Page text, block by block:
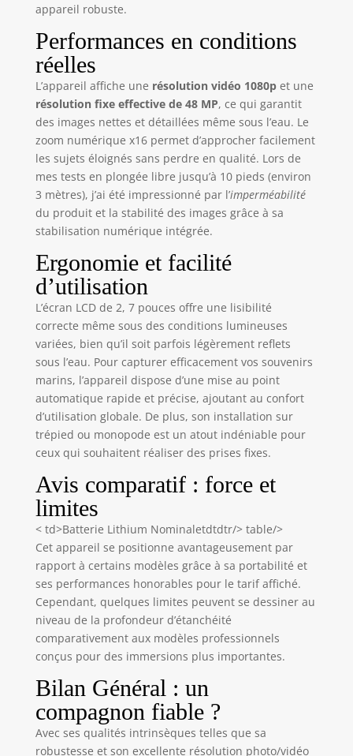
amusants pendant
Écran IPS HD et
mise au point
automatique : la
caméra sous-
marine est
équipée d'un
écran IPS HD de
haute qualité.
Technologie
unique de
reconnaissance
faciale qui capture
moment de jeu.
Que vous
photographiez
sous l'eau ou en
au point
automatique
garantit que
chaque photo est
claire et nette.
marine IP68 et 4,8
plonger pendant
une heure jusqu'à
une profondeur de
4,8 m sans boîtier
étanche
supplémentaire,
facilitant les
activités sous-
la natation, la
plongée avec tuba,
etc. En outre,
l'appareil photo
sous-marine peut
appareil robuste.
Performances en conditions
réelles
L’appareil affiche une résolution vidéo 1080pet une
résolution fixe effective de 48 MP, ce qui garantit
des images nettes et détaillées même sous l’eau. Le
zoom numérique x16 permet d’approcher facilement
les sujets éloignés sans perdre en qualité. Lors de
mes tests en plongée libre jusqu’à 10 pieds (environ
3 mètres), j’ai été impressionné par l’imperméabilité
du produit et la stabilité des images grâce à sa
stabilisation numérique intégrée.
Ergonomie et facilité
d’utilisation
L’écran LCD de 2, 7 pouces offre une lisibilité
correcte même sous des conditions lumineuses
variées, bien qu’il soit parfois légèrement reflets
sous l’eau. Pour capturer efficacement vos souvenirs
marins, l’appareil dispose d’une mise au point
automatique rapide et précise, ajoutant au confort
d’utilisation globale. De plus, son installation sur
trépied ou monopode est un atout indéniable pour
ceux qui souhaitent réaliser des prises fixes.
Avis comparatif : force et
limites
< td>Batterie Lithium Nominaletdtdtr/> table/>
Cet appareil se positionne avantageusement par
rapport à certains modèles grâce à sa portabilité et
ses performances honorables pour le tarif affiché.
Cependant, quelques limites peuvent se dessiner au
niveau de la profondeur d’étanchéité
comparativement aux modèles professionnels
conçus pour des immersions plus importantes.
Bilan Général : un
compagnon fiable ?
Avec ses qualités intrinsèques telles que sa
robustesse et son excellente résolution photo/vidéo